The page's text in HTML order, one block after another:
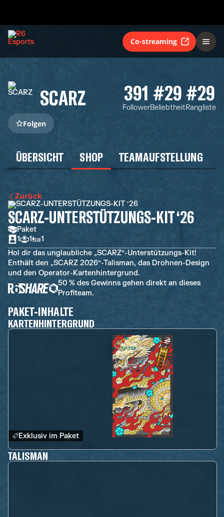
Co-streaming
SCARZ 391
Follower
#29
Beliebtheit
#29
Rangliste
Folgen
ÜBERSICHT SHOP TEAMAUFSTELLUNG
Zurück
SCARZ-UNTERSTÜTZUNGS-KIT ‘26
Paket
1
1
1
Hol dir das unglaubliche „SCARZ“-Unterstützungs-Kit!
Enthält den „SCARZ 2026“-Talisman, das Drohnen-Design
und den Operator-Kartenhintergrund.
50 % des Gewinns gehen direkt an dieses
Profiteam.
PAKET-INHALTE
KARTENHINTERGRUND
Exklusiv im Paket
TALISMAN